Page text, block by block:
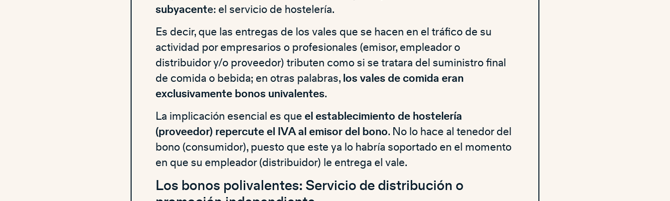
subyacente: el servicio de hostelería.
Es decir, que las entregas de los vales que se hacen en el tráfico de su
actividad por empresarios o profesionales (emisor, empleador o
distribuidor y/o proveedor) tributen como si se tratara del suministro final
de comida o bebida; en otras palabras, los vales de comida eran
exclusivamente bonos univalentes.
La implicación esencial es que el establecimiento de hostelería
(proveedor) repercute el IVA al emisor del bono. No lo hace al tenedor del
bono (consumidor), puesto que este ya lo habría soportado en el momento
en que su empleador (distribuidor) le entrega el vale.
Los bonos polivalentes: Servicio de distribución o